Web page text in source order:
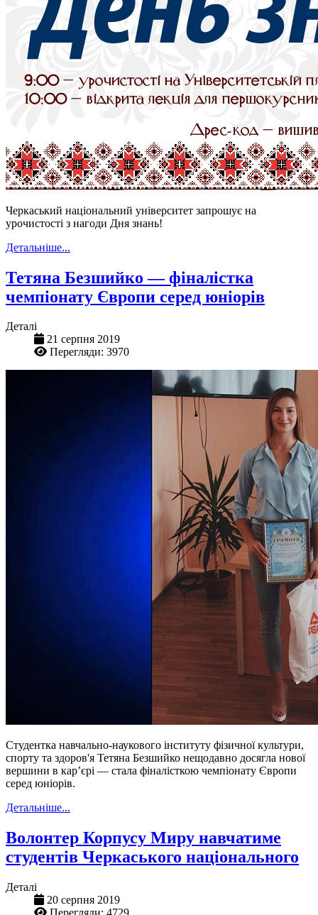
Черкаський національний університет запрошує на
урочистості з нагоди Дня знань!
Детальніше...
Тетяна Безшийко — фіналістка
чемпіонату Європи серед юніорів
Деталі
21 серпня 2019
Перегляди: 3970
Студентка навчально-наукового інституту фізичної культури,
спорту та здоров'я Тетяна Безшийко нещодавно досягла нової
вершини в кар’єрі — стала фіналісткою чемпіонату Європи
серед юніорів.
Детальніше...
Волонтер Корпусу Миру навчатиме
студентів Черкаського національного
Деталі
20 серпня 2019